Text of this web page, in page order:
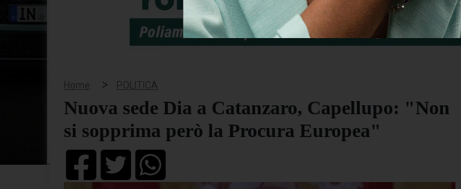
Home > POLITICA
Nuova sede Dia a Catanzaro, Capellupo: "Non
si sopprima però la Procura Europea"